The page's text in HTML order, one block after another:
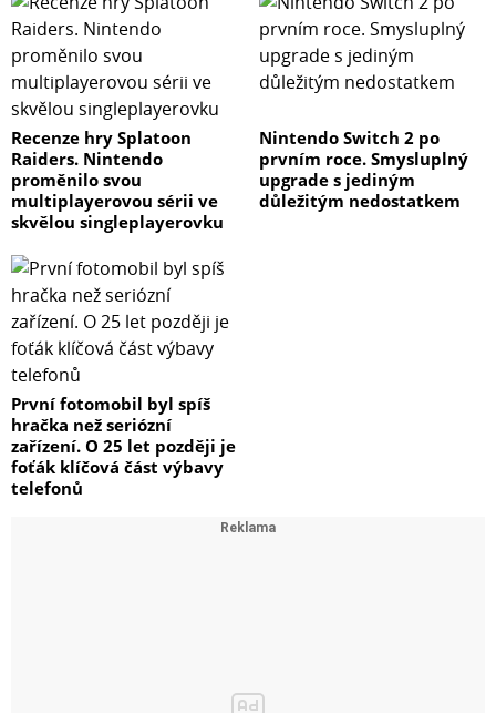
Recenze hry Splatoon
Raiders. Nintendo
proměnilo svou
multiplayerovou sérii ve
skvělou singleplayerovku
Nintendo Switch 2 po
prvním roce. Smysluplný
upgrade s jediným
důležitým nedostatkem
První fotomobil byl spíš
hračka než seriózní
zařízení. O 25 let později je
foťák klíčová část výbavy
telefonů